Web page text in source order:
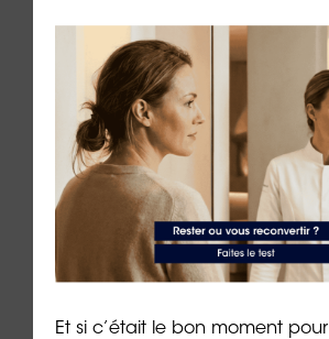
Et si c’était le bon moment pour